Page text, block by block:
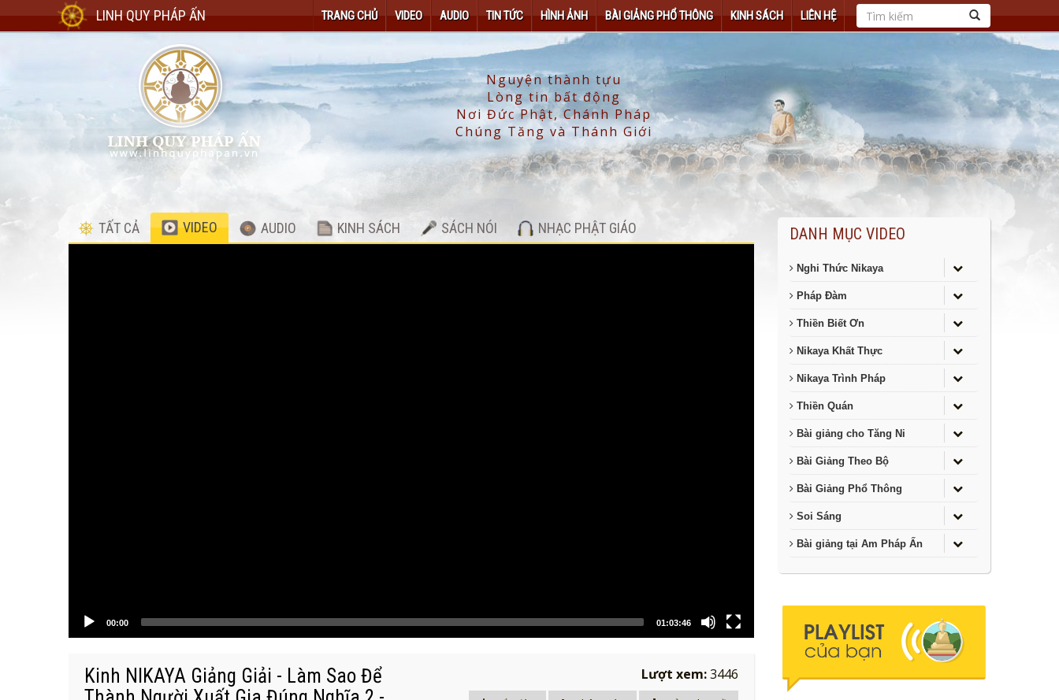
LINH QUY PHÁP ẤN TRANG CHỦ VIDEO AUDIO TIN TỨC HÌNH ẢNH BÀI GIẢNG PHỔ THÔNG KINH SÁCH LIÊN HỆ
TẤT CẢ VIDEO AUDIO KINH SÁCH SÁCH NÓI NHẠC PHẬT GIÁO
00:00 01:03:46
Kinh NIKAYA Giảng Giải - Làm Sao Để
Lượt xem:3446
DANH MỤC VIDEO
Nghi Thức Nikaya
Pháp Đàm
Thiền Biết Ơn
Nikaya Khất Thực
Nikaya Trình Pháp
Thiền Quán
Bài giảng cho Tăng Ni
Bài Giảng Theo Bộ
Bài Giảng Phổ Thông
Soi Sáng
Bài giảng tại Am Pháp Ấn